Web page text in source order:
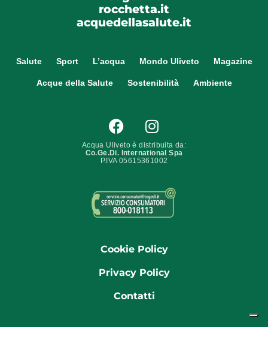
rocchetta.it
acquedellasalute.it
Salute Sport L’acqua Mondo Uliveto Magazine
Acque della Salute Sostenibilità Ambiente
Acqua Uliveto è distribuita da:
Co.Ge.Di. International Spa
P.IVA 05615361002
Cookie Policy
Privacy Policy
Contatti